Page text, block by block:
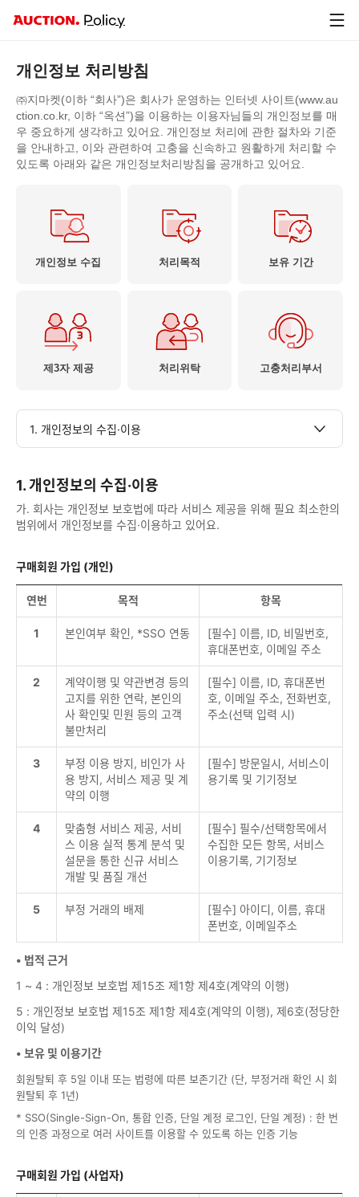
G
Policy
개인정보 처리방침
㈜지마켓(이하 “회사”)은 회사가 운영하는 인터넷 사이트(www.au
ction.co.kr, 이하 “옥션”)을 이용하는 이용자님들의 개인정보를 매
우 중요하게 생각하고 있어요. 개인정보 처리에 관한 절차와 기준
을 안내하고, 이와 관련하여 고충을 신속하고 원활하게 처리할 수
있도록 아래와 같은 개인정보처리방침을 공개하고 있어요.
개인정보 수집 처리목적 보유 기간
제3자 제공 처리위탁 고충처리부서
1. 개인정보의 수집·이용
1. 개인정보의 수집·이용
가. 회사는 개인정보 보호법에 따라 서비스 제공을 위해 필요 최소한의
범위에서 개인정보를 수집·이용하고 있어요.
구매회원 가입 (개인)
연번 목적 항목
1 본인여부 확인, *SSO 연동
[필수] 이름, ID, 비밀번호,
휴대폰번호, 이메일 주소
2
계약이행 및 약관변경 등의
고지를 위한 연락, 본인의
사 확인및 민원 등의 고객
불만처리
[필수] 이름, ID, 휴대폰번
호, 이메일 주소, 전화번호,
주소(선택 입력 시)
3
부정 이용 방지, 비인가 사
용 방지, 서비스 제공 및 계
약의 이행
[필수] 방문일시, 서비스이
용기록 및 기기정보
4
맞춤형 서비스 제공, 서비
스 이용 실적 통계 분석 및
설문을 통한 신규 서비스
개발 및 품질 개선
[필수] 필수/선택항목에서
수집한 모든 항목, 서비스
이용기록, 기기정보
5 부정 거래의 배제
[필수] 아이디, 이름, 휴대
폰번호, 이메일주소
• 법적 근거
1 ~ 4 : 개인정보 보호법 제15조 제1항 제4호(계약의 이행)
5 : 개인정보 보호법 제15조 제1항 제4호(계약의 이행), 제6호(정당한
이익 달성)
• 보유 및 이용기간
회원탈퇴 후 5일 이내 또는 법령에 따른 보존기간 (단, 부정거래 확인 시 회
원탈퇴 후 1년)
* SSO(Single-Sign-On, 통합 인증, 단일 계정 로그인, 단일 계정) : 한 번
의 인증 과정으로 여러 사이트를 이용할 수 있도록 하는 인증 기능
구매회원 가입 (사업자)